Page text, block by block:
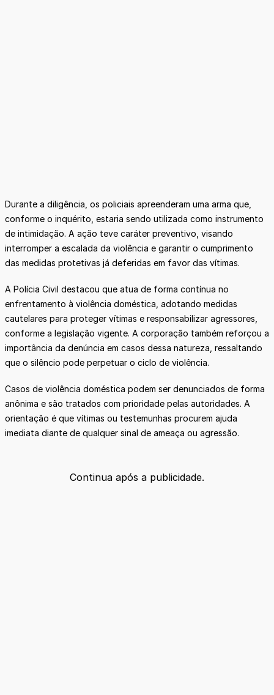
Durante a diligência, os policiais apreenderam uma arma que,
conforme o inquérito, estaria sendo utilizada como instrumento
de intimidação. A ação teve caráter preventivo, visando
interromper a escalada da violência e garantir o cumprimento
das medidas protetivas já deferidas em favor das vítimas.
A Polícia Civil destacou que atua de forma contínua no
enfrentamento à violência doméstica, adotando medidas
cautelares para proteger vítimas e responsabilizar agressores,
conforme a legislação vigente. A corporação também reforçou a
importância da denúncia em casos dessa natureza, ressaltando
que o silêncio pode perpetuar o ciclo de violência.
Casos de violência doméstica podem ser denunciados de forma
anônima e são tratados com prioridade pelas autoridades. A
orientação é que vítimas ou testemunhas procurem ajuda
imediata diante de qualquer sinal de ameaça ou agressão.
Continua após a publicidade.